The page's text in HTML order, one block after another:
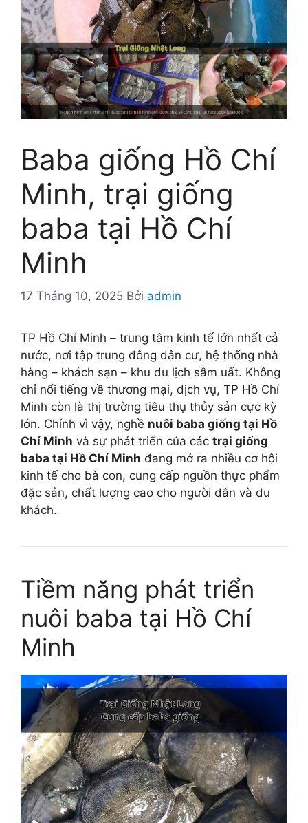
Baba giống Hồ Chí
Minh, trại giống
baba tại Hồ Chí
Minh
17 Tháng 10, 2025 Bởi admin
TP Hồ Chí Minh – trung tâm kinh tế lớn nhất cả
nước, nơi tập trung đông dân cư, hệ thống nhà
hàng – khách sạn – khu du lịch sầm uất. Không
chỉ nổi tiếng về thương mại, dịch vụ, TP Hồ Chí
Minh còn là thị trường tiêu thụ thủy sản cực kỳ
lớn. Chính vì vậy, nghề nuôi baba giống tại Hồ
Chí Minh và sự phát triển của các trại giống
baba tại Hồ Chí Minh đang mở ra nhiều cơ hội
kinh tế cho bà con, cung cấp nguồn thực phẩm
đặc sản, chất lượng cao cho người dân và du
khách.
Tiềm năng phát triển
nuôi baba tại Hồ Chí
Minh